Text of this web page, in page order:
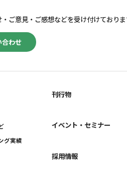
合わせ
ご意見・ご感想などを受け付けておりま
グ実績
刊行物
イベント・セミナー
採用情報